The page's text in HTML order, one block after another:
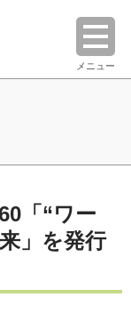
メニュー
「“ワー
」を発行